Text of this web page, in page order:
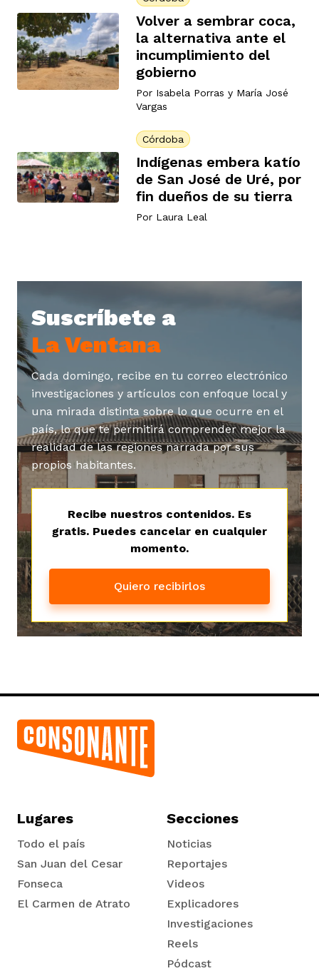
Volver a sembrar coca,
la alternativa ante el
incumplimiento del
gobierno
Por Isabela Porras y María José
Vargas
Córdoba
Indígenas embera katío
de San José de Uré, por
fin dueños de su tierra
Por Laura Leal
Suscríbete a
La Ventana
Cada domingo, recibe en tu correo electrónico
investigaciones y artículos con enfoque local y
una mirada distinta sobre lo que ocurre en el
país, lo que te permitirá comprender mejor la
realidad de las regiones narrada por sus
propios habitantes.
Recibe nuestros contenidos. Es
gratis. Puedes cancelar en cualquier
momento.
Quiero recibirlos
Lugares
Todo el país
San Juan del Cesar
Fonseca
El Carmen de Atrato
Secciones
Noticias
Reportajes
Videos
Explicadores
Investigaciones
Reels
Pódcast
de Atrato
armado
2023
país
de Atrato
Baja
del Cesar
Ana
fórmula
de estilo
equipo
periodistas locales
nuestro contenido